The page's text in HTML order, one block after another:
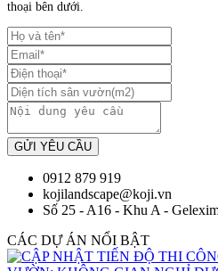
thoại bên dưới.
GỬI YÊU CẦU
0912 879 919
kojilandscape@koji.vn
Số 25 - A16 - Khu A -
CÁC DỰ ÁN NỔI BẬT